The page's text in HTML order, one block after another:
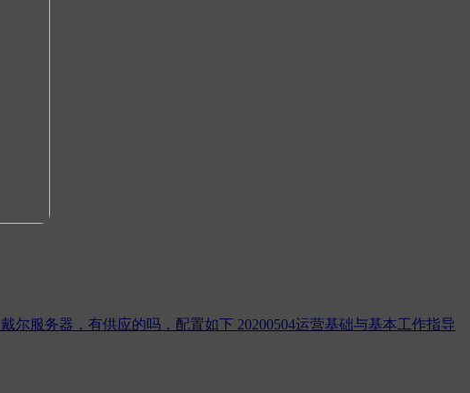
戴尔服务器，有供应的吗，配置如下 20200504运营基础与基本工作指导